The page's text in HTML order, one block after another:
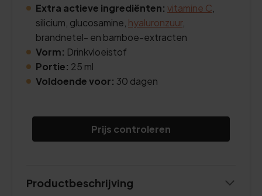
Extra actieve ingrediënten: vitamine C
silicium, glucosamine, hyaluronzuur,
brandnetel- en bamboe-extracten
Vorm: Drinkvloeistof
Portie: 25 ml
Voldoende voor: 30 dagen
Prijs controleren
Productbeschrijving